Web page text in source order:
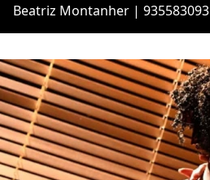
Beatriz Montanher | 935583093